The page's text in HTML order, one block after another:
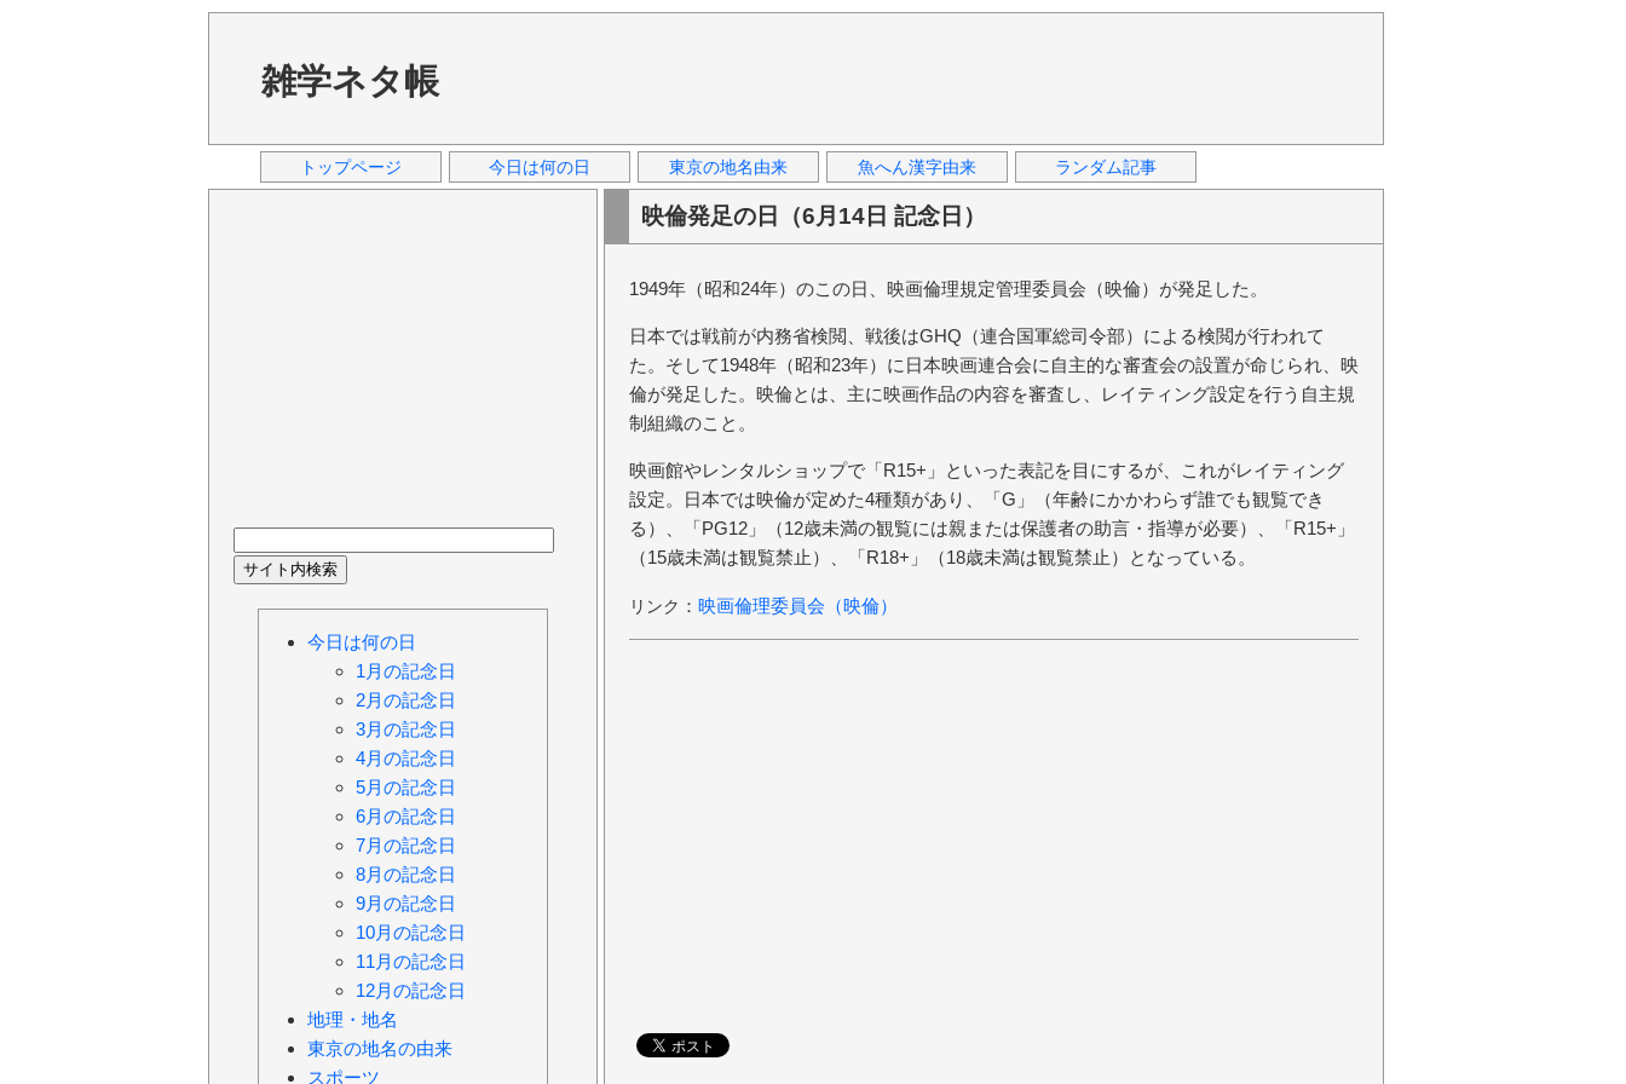
雑学ネタ帳
トップページ 今日は何の日 東京の地名由来 魚へん漢字由来 ランダム記事
映倫発足の日（6月14日 記念日）
1949年（昭和24年）のこの日、映画倫理規定管理委員会（映倫）が発足した。
日本では戦前が内務省検閲、戦後はGHQ（連合国軍総司令部）による検閲が行われて
た。そして1948年（昭和23年）に日本映画連合会に自主的な審査会の設置が命じられ、映
倫が発足した。映倫とは、主に映画作品の内容を審査し、レイティング設定を行う自主規
制組織のこと。
映画館やレンタルショップで「R15+」といった表記を目にするが、これがレイティング
設定。日本では映倫が定めた4種類があり、「G」（年齢にかかわらず誰でも観覧でき
る）、「PG12」（12歳未満の観覧には親または保護者の助言・指導が必要）、「R15+」
（15歳未満は観覧禁止）、「R18+」（18歳未満は観覧禁止）となっている。
リンク ： 映画倫理委員会（映倫）
今日は何の日
1月の記念日
2月の記念日
3月の記念日
4月の記念日
5月の記念日
6月の記念日
7月の記念日
8月の記念日
9月の記念日
10月の記念日
11月の記念日
12月の記念日
地理・地名
東京の地名の由来
スポーツ